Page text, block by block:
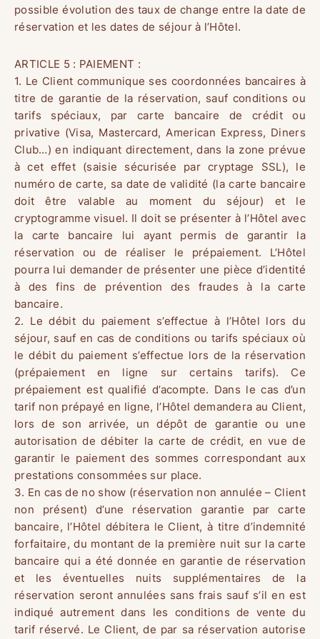
possible évolution des taux de change entre la date de
réservation et les dates de séjour à l’Hôtel.
ARTICLE 5 : PAIEMENT :
1. Le Client communique ses coordonnées bancaires à
titre de garantie de la réservation, sauf conditions ou
tarifs spéciaux, par carte bancaire de crédit ou
privative (Visa, Mastercard, American Express, Diners
Club…) en indiquant directement, dans la zone prévue
à cet effet (saisie sécurisée par cryptage SSL), le
numéro de carte, sa date de validité (la carte bancaire
doit être valable au moment du séjour) et le
cryptogramme visuel. Il doit se présenter à l’Hôtel avec
la carte bancaire lui ayant permis de garantir la
réservation ou de réaliser le prépaiement. L’Hôtel
pourra lui demander de présenter une pièce d’identité
à des fins de prévention des fraudes à la carte
bancaire.
2. Le débit du paiement s’effectue à l’Hôtel lors du
séjour, sauf en cas de conditions ou tarifs spéciaux où
le débit du paiement s’effectue lors de la réservation
(prépaiement en ligne sur certains tarifs). Ce
prépaiement est qualifié d’acompte. Dans le cas d’un
tarif non prépayé en ligne, l’Hôtel demandera au Client,
lors de son arrivée, un dépôt de garantie ou une
autorisation de débiter la carte de crédit, en vue de
garantir le paiement des sommes correspondant aux
prestations consommées sur place.
3. En cas de no show (réservation non annulée – Client
non présent) d’une réservation garantie par carte
bancaire, l’Hôtel débitera le Client, à titre d’indemnité
forfaitaire, du montant de la première nuit sur la carte
bancaire qui a été donnée en garantie de réservation
et les éventuelles nuits supplémentaires de la
réservation seront annulées sans frais sauf s’il en est
indiqué autrement dans les conditions de vente du
tarif réservé. Le Client, de par sa réservation autorise